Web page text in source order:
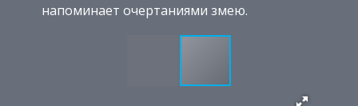
напоминает очертаниями змею.